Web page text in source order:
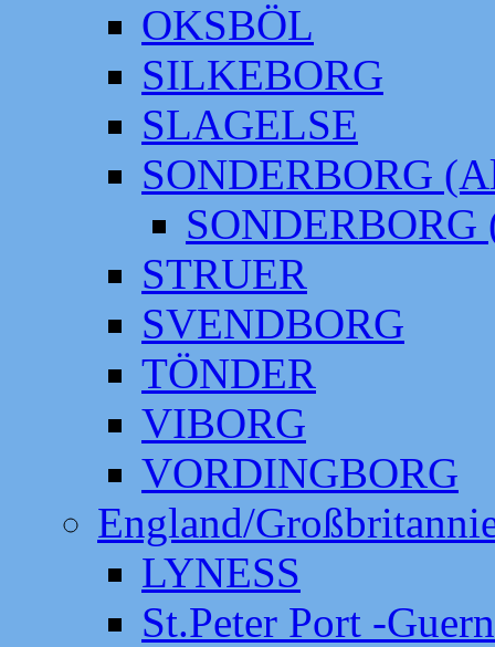
OKSBÖL
SILKEBORG
SLAGELSE
SONDERBORG
SONDERBORG
STRUER
SVENDBORG
TÖNDER
VIBORG
VORDINGBORG
England/
LYNESS
St.Peter Port -